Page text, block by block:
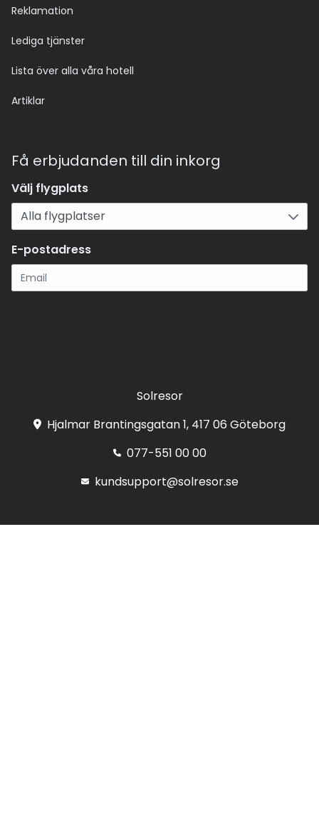
Reklamation
Lediga tjänster
Lista över alla våra hotell
Artiklar
Få erbjudanden till din inkorg
Välj flygplats
E-postadress
Solresor
Hjalmar Brantingsgatan 1, 417 06 Göteborg
077-551 00 00
kundsupport@solresor.se